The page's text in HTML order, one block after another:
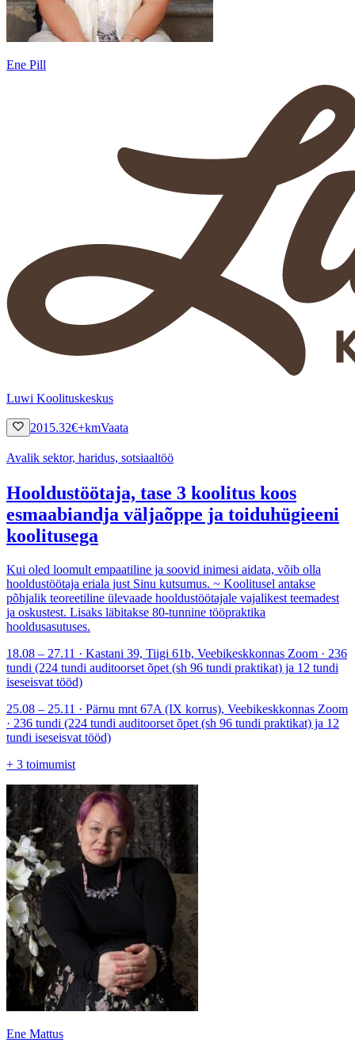
Ene Pill
Luwi Koolituskeskus
2015.32€+kmVaata
Avalik sektor, haridus, sotsiaaltöö
Hooldustöötaja, tase 3 koolitus koos
esmaabiandja väljaõppe ja toiduhügieeni
koolitusega
Kui oled loomult empaatiline ja soovid inimesi aidata, võib olla
hooldustöötaja eriala just Sinu kutsumus. ~ Koolitusel antakse
põhjalik teoreetiline ülevaade hooldustöötajale vajalikest teemadest
ja oskustest. Lisaks läbitakse 80-tunnine tööpraktika
hooldusasutuses.
18.08 – 27.11 · Kastani 39, Tiigi 61b, Veebikeskkonnas Zoom · 236
tundi (224 tundi auditoorset õpet (sh 96 tundi praktikat) ja 12 tundi
iseseisvat tööd)
25.08 – 25.11 · Pärnu mnt 67A (IX korrus), Veebikeskkonnas Zoom
· 236 tundi (224 tundi auditoorset õpet (sh 96 tundi praktikat) ja 12
tundi iseseisvat tööd)
+ 3 toimumist
Ene Mattus